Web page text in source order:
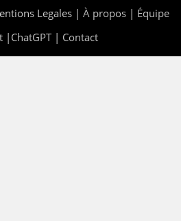
Legales | À propos | Équipe
| ChatGPT| Contact